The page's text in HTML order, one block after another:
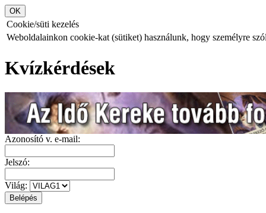
Cookie/süti kezelés
Weboldalainkon cookie-kat (sütiket) használunk, hogy személyre
Kvízkérdések
Azonosító v. e-mail:
Jelszó:
Világ: